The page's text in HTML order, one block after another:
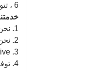
6 ، تتوفر مجموعة متنوعة من خيارات الألوان والتركيبات.
1. نحن نقدم منتجات عالية الجودة وبأسعار تنافسية
2. نحن نقدم توجيه التركيب أو إرسال المهندسين إلى موقعك للإشراف على العاملين لديك لتثبيت المعدات.
3. give اقتراحاتك لاختيار المعدات.
4. توفير تعليمات من ذوي الخبرة من كيفية تشغيل المعدات وكيفية إدارة